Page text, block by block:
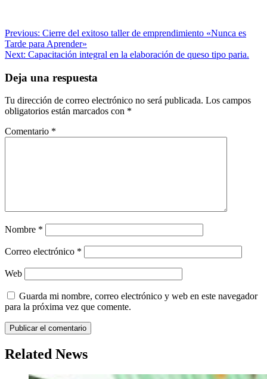
Navegación
de
Previous: Cierre del exitoso taller de emprendimiento «Nunca es
Tarde para Aprender»
Next: Capacitación integral en la elaboración de queso tipo paria.
Deja una respuesta
Tu dirección de correo electrónico no será publicada. Los campos
obligatorios están marcados con *
Comentario *
Nombre *
Correo electrónico *
Web
Guarda mi nombre, correo electrónico y web en este navegador
para la próxima vez que comente.
Related News